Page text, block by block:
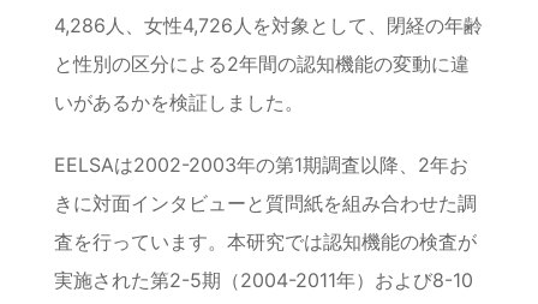
4,286人、女性4,726人を対象として、閉経の年齢
と性別の区分による2年間の認知機能の変動に違
いがあるかを検証しました。
EELSAは2002-2003年の第1期調査以降、2年お
きに対面インタビューと質問紙を組み合わせた調
査を行っています。本研究では認知機能の検査が
実施された第2-5期（2004-2011年）および8-10